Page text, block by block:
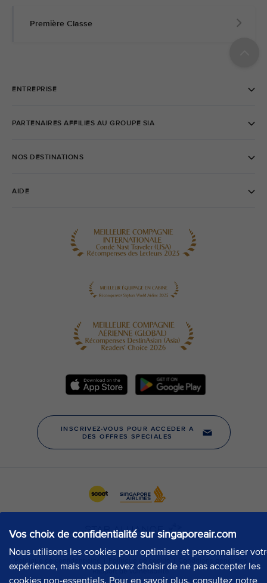
Vos choix de confidentialité sur singaporeair.com
Nous utilisons les cookies pour optimiser et personnaliser
expérience, mais vous pouvez choisir de ne pas accepter les
cookies non-essentiels. Pour en savoir plus, consultez notre
Première Classe